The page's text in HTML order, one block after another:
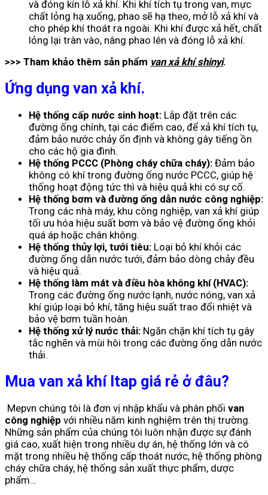
và đóng kín lỗ xả khí. Khi khí tích tụ trong van, mực
chất lỏng hạ xuống, phao sẽ hạ theo, mở lỗ xả khí và
cho phép khí thoát ra ngoài. Khi khí được xả hết, chất
lỏng lại tràn vào, nâng phao lên và đóng lỗ xả khí.
>>> Tham khảo thêm sản phẩm van xả khí shinyi.
Ứng dụng van xả khí.
Hệ thống cấp nước sinh hoạt: Lắp đặt trên các
đường ống chính, tại các điểm cao, để xả khí tích tụ,
đảm bảo nước chảy ổn định và không gây tiếng ồn
cho các hộ gia đình.
Hệ thống PCCC (Phòng cháy chữa cháy): Đảm bảo
không có khí trong đường ống nước PCCC, giúp hệ
thống hoạt động tức thì và hiệu quả khi có sự cố.
Hệ thống bơm và đường ống dẫn nước công nghiệp:
Trong các nhà máy, khu công nghiệp, van xả khí giúp
tối ưu hóa hiệu suất bơm và bảo vệ đường ống khỏi
quá áp hoặc chân không.
Hệ thống thủy lợi, tưới tiêu: Loại bỏ khí khỏi các
đường ống dẫn nước tưới, đảm bảo dòng chảy đều
và hiệu quả.
Hệ thống làm mát và điều hòa không khí (HVAC):
Trong các đường ống nước lạnh, nước nóng, van xả
khí giúp loại bỏ khí, tăng hiệu suất trao đổi nhiệt và
bảo vệ bơm tuần hoàn.
Hệ thống xử lý nước thải: Ngăn chặn khí tích tụ gây
tắc nghẽn và mùi hôi trong các đường ống dẫn nước
thải.
Mua van xả khí Itap giá rẻ ở đâu?
Mepvn chúng tôi là đơn vị nhập khẩu và phân phối van
công nghiệp với nhiều năm kinh nghiệm trên thị trường.
Những sản phẩm của chúng tôi luôn nhận được sự đánh
giá cao, xuất hiện trong nhiều dự án, hệ thống lớn và có
mặt trong nhiều hệ thống cấp thoát nước, hệ thống phòng
cháy chữa cháy, hệ thống sản xuất thực phẩm, dược
phẩm…